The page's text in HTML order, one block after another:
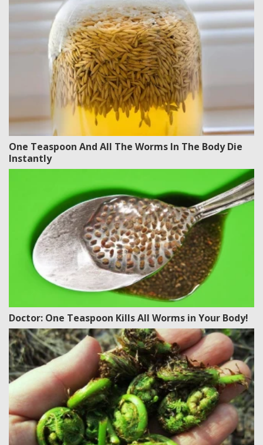
One Teaspoon And All The Worms In The Body Die
Instantly
Doctor: One Teaspoon Kills All Worms in Your Body!